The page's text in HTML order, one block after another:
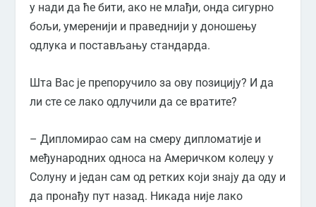
у нади да ће бити, ако не млађи, онда сигурно
бољи, умеренији и праведнији у доношењу
одлука и постављању стандарда.
Шта Вас је препоручило за ову позицију? И да
ли сте се лако одлучили да се вратите?
– Дипломирао сам на смеру дипломатије и
међународних односа на Америчком колеџу у
Солуну и један сам од ретких који знају да оду и
да пронађу пут назад. Никада није лако